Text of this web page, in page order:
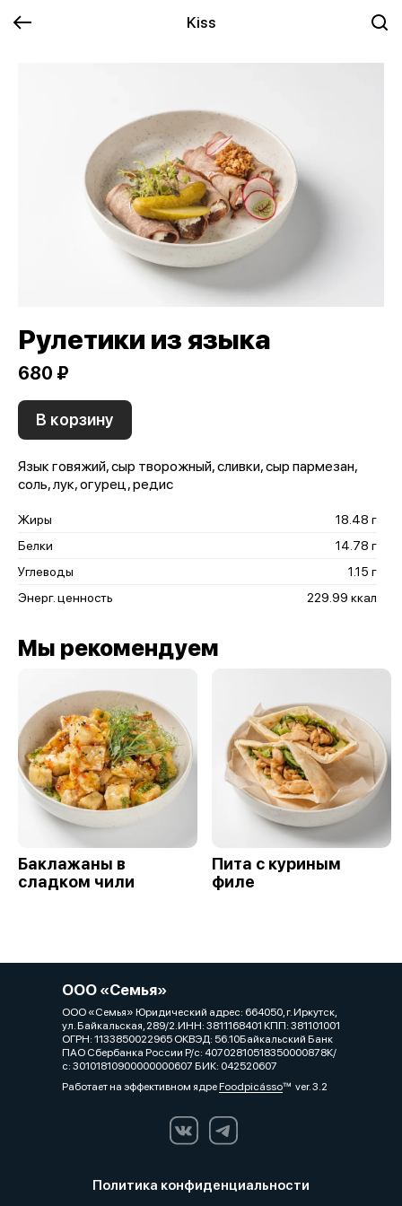
Kiss
Рулетики из языка
680 ₽
В корзину
Язык говяжий, сыр творожный, сливки, сыр пармезан,
соль, лук, огурец, редис
Жиры
18.48 г
Белки
14.78 г
Углеводы
1.15 г
Энерг. ценность
229.99 ккал
Мы рекомендуем
Баклажаны в
сладком чили
Пита с куриным
филе
ООО «Семья»
ООО «Семья» Юридический адрес: 664050, г. Иркутск,
ул. Байкальская, 289/2.ИНН: 3811168401 КПП: 381101001
ОГРН: 1133850022965 ОКВЭД: 56.10Байкальский Банк
ПАО Сбербанка России Р/с: 40702810518350000878К/
с: 30101810900000000607 БИК: 042520607
Работает на эффективном ядреFoodpicássover. 3.2
Политика конфиденциальности